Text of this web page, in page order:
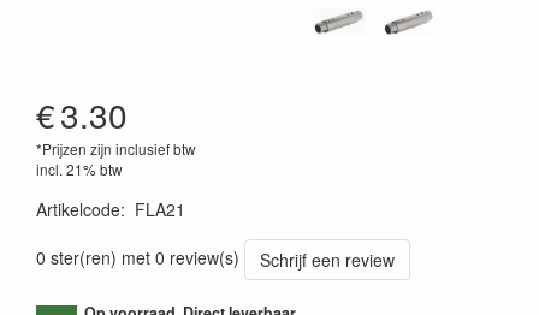
€3.30
*Prijzen zijn inclusief btw
incl. 21% btw
Artikelcode: FLA21
0 ster(ren) met 0 review(s)
Schrijf een review